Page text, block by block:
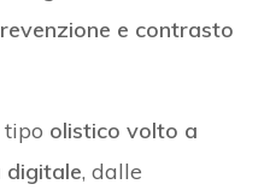
e contrasto
tipo olistico volto a
digitale, dalle